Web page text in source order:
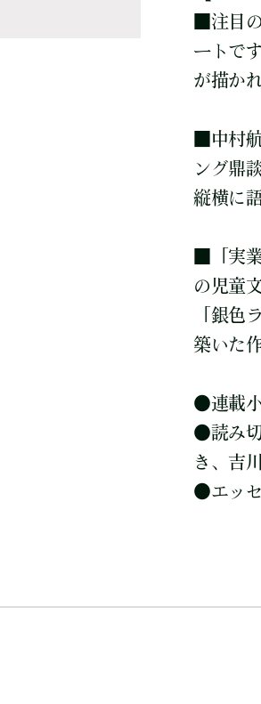
注目
ートで
が描か
中村
ング鼎
縦横に
「実
の児童
「銀色
築いた
●連載
●読み
き、吉
●エッ